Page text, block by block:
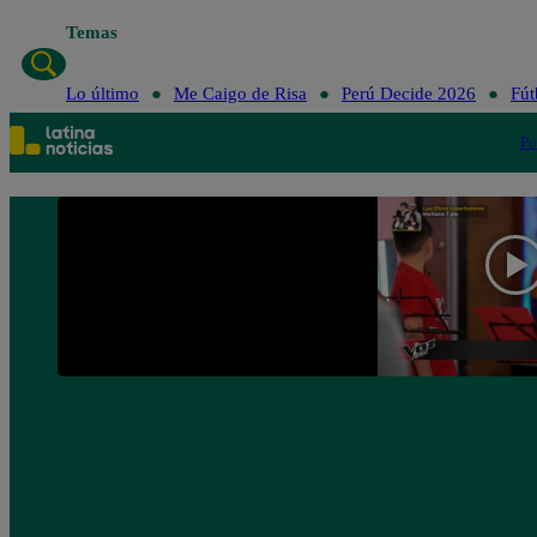
Temas
Lo último Me Caigo de Risa Perú Decide 2026